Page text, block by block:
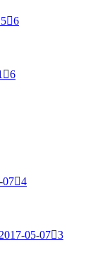
6
6
074
2017-05-073